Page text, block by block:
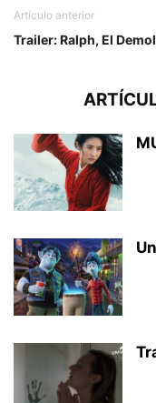
Artículo anterior
Trailer: Ralph, El